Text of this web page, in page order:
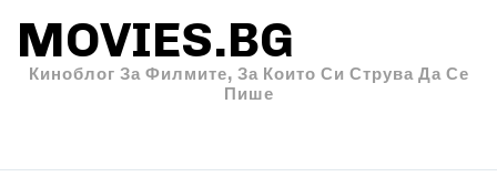
MOVIES.BG
Киноблог За Филмите, За Които Си Струва Да Се
Пише